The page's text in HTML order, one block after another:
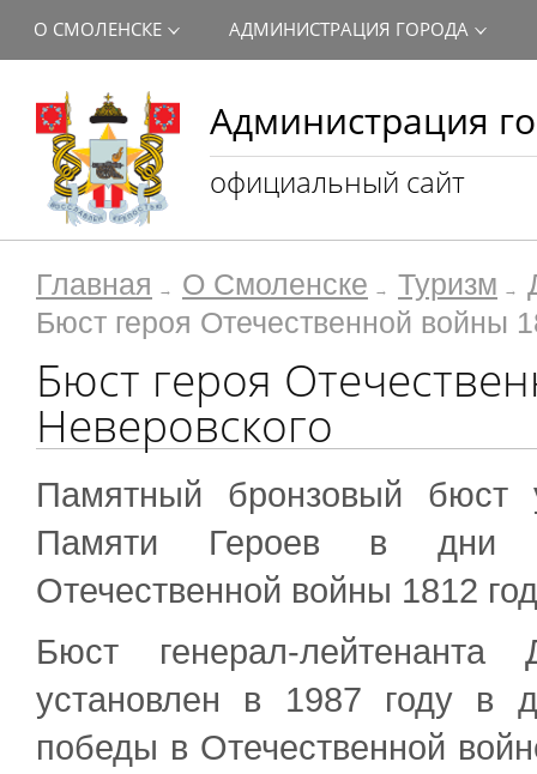
Администрация
официальный сайт
О СМОЛЕНСКЕ АДМИНИСТРАЦИЯ ГОРОДА
Главная О Смоленске Туризм
Бюст героя Отечественной войны
Бюст героя
Неверовского
Памятный бронзовый бюст
Памяти Героев в дни
Отечественной войны 1812
Бюст генерал-лейтенанта
установлен в 1987 году в
победы в Отечественной